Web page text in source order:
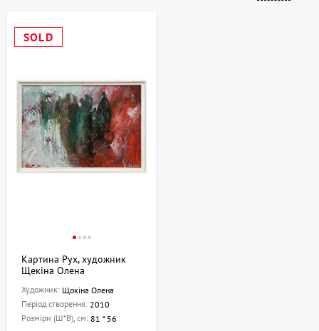
SOLD
Картина Рух, художник
Щекіна Олена
Художник: Щокіна Олена
Період створення: 2010
Розміри (Ш*В), см: 81 * 56